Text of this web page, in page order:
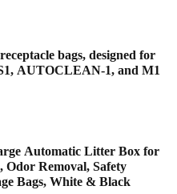
bags, designed for
AUTOCLEAN-1, and M1
Automatic Litter Box for
Removal, Safety
Bags, White & Black